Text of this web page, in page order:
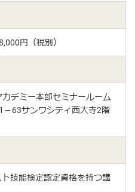
円（税別）
デミー本部セミナールーム
63サンワシティ西大寺2階
技能検定認定資格を持つ講